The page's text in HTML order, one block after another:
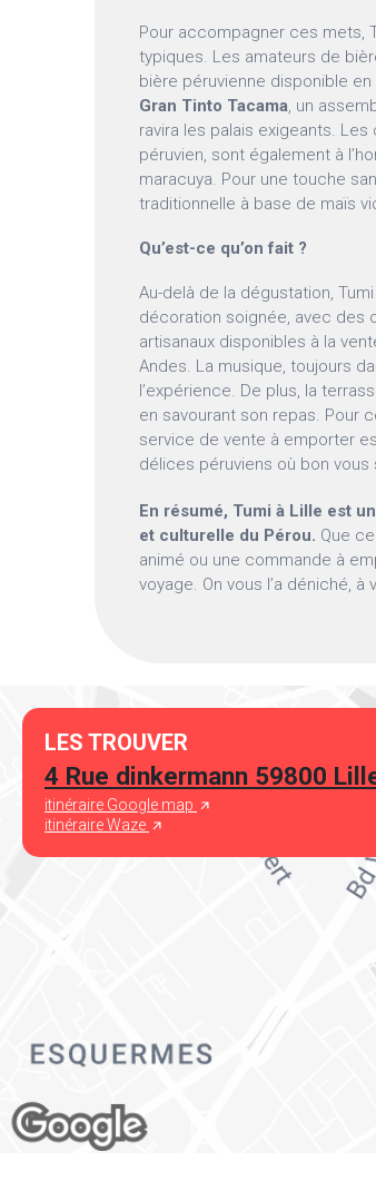
Pour accompagner ces mets,
typiques. Les amateurs de
bière péruvienne disponible
Gran Tinto Tacama, un
ravira les palais exigeants.
péruvien, sont également à
maracuya. Pour une touche
traditionnelle à base de maïs
Qu’est-ce qu’on fait ?
Au-delà de la dégustation,
décoration soignée, avec des
artisanaux disponibles à la
Andes. La musique, toujours
l’expérience. De plus, la
en savourant son repas. Pour
service de vente à emporter
délices péruviens où bon vous
En résumé, Tumi à Lille est
et culturelle du Pérou. Que
animé ou une commande à
voyage. On vous l’a déniché, à
LES TROUVER
4 Rue dinkermann 59800
itinéraire Google map
itinéraire Waze